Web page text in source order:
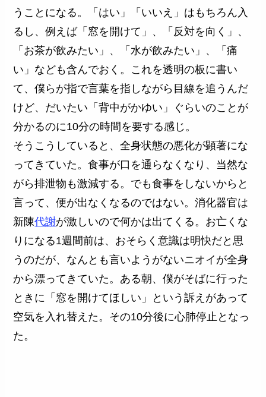
うことになる。「はい」「いいえ」はもちろん入
るし、例えば「窓を開けて」、「反対を向く」、
「お茶が飲みたい」、「水が飲みたい」、「痛
い」なども含んでおく。これを透明の板に書い
て、僕らが指で言葉を指しながら目線を追うんだ
けど、だいたい「背中がかゆい」ぐらいのことが
分かるのに10分の時間を要する感じ。
そうこうしていると、全身状態の悪化が顕著にな
ってきていた。食事が口を通らなくなり、当然な
がら排泄物も激減する。でも食事をしないからと
言って、便が出なくなるのではない。消化器官は
新陳代謝が激しいので何かは出てくる。お亡くな
りになる1週間前は、おそらく意識は明快だと思
うのだが、なんとも言いようがないニオイが全身
から漂ってきていた。ある朝、僕がそばに行った
ときに「窓を開けてほしい」という訴えがあって
空気を入れ替えた。その10分後に心肺停止となっ
た。